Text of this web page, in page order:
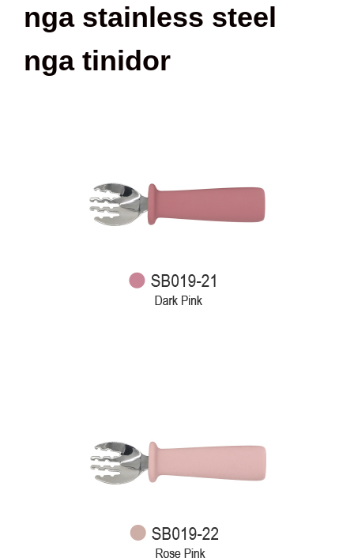
nga stainless steel
nga tinidor